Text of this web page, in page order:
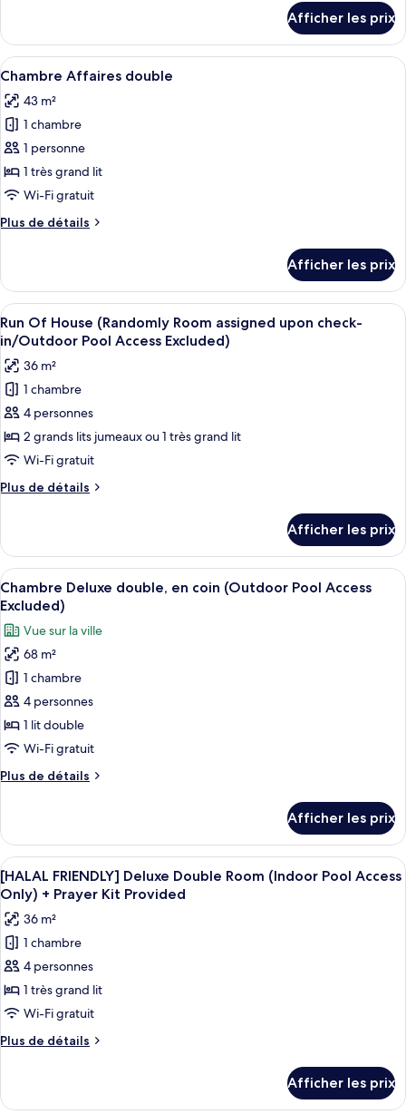
avec
lits
jumeaux
(Outdoor
Pool
Access
Included)
Chambre
Deluxe
avec
jumeaux
(Outdoor
Access
Included)
Afficher les prix
Afficher
toutes
les
photos
pour
ce
type
chambre :
double
Une chambre d’hôtel avec un lit,
6
Chambre Affaires double
43 m²
1 chambre
1 personne
1 très grand lit
Wi-Fi gratuit
Plus de détails
Plus
Chambre
Affaires
double
Afficher les prix
Afficher
toutes
les
photos
pour
ce
type
de
chambre :
Run
House
(Randomly
Room
assigned
upon
check-
in/Outdoor
Pool
Access
Excluded)
Literie de qualité, couette en duvet,
4
Run Of House (Randomly Room assigned upon check-
in/Outdoor Pool Access Excluded)
36 m²
1 chambre
4 personnes
2 grands lits jumeaux ou 1 très grand lit
Wi-Fi gratuit
Plus de détails
Plus
Run
Of
House
(Randomly
assigned
upon
check-
in/Outdoor
Pool
Excluded)
Afficher les prix
Afficher
toutes
les
photos
pour
ce
type
de
chambre :
Deluxe
coin
(Outdoor
Pool
Access
Excluded)
Une chambre d’hôtel avec un lit,
3
Chambre Deluxe double, en coin (Outdoor Pool Access
Excluded)
Vue sur la ville
68 m²
1 chambre
4 personnes
1 lit double
Wi-Fi gratuit
Plus de détails
Plus
Chambre
Deluxe
double,
en
(Outdoor
Pool
Access
Excluded)
Afficher les prix
Afficher
toutes
les
photos
pour
ce
type
de
chambre :
[HALAL
Deluxe
Literie de qualité, couette en duvet,
6
[HALAL FRIENDLY] Deluxe Double Room (Indoor Pool Access
Only) + Prayer Kit Provided
36 m²
1 chambre
4 personnes
1 très grand lit
Wi-Fi gratuit
Plus de détails
Plus
[HALAL
Afficher les prix